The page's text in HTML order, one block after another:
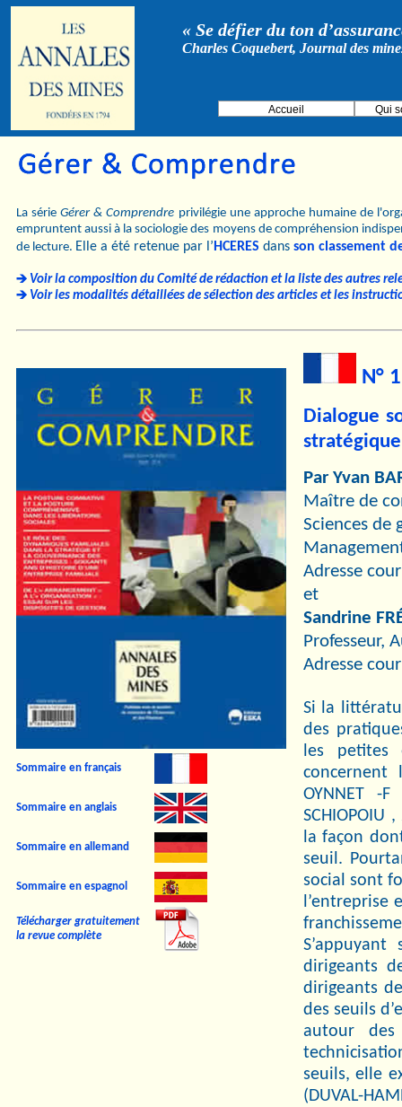
« Se défier du ton
Charles Coquebert, Journal des
Accueil Qui
La sérieGérer & Comprendre privilégie une approche humaine de
empruntent aussi à la sociologie des moyens de compréhension
de lecture. Elle a été retenue par l’ HCERES dans son classement
Voir la composition du Comité de rédaction et la liste des autres
Voir les modalités détaillées de sélection des articles et les
Sommaire en français
Sommaire en anglais
Sommaire en allemand
Sommaire en espagnol
Télécharger gratuitement
la revue complète
N°
Dialogue
Par Yvan
Maître de
Sciences de
Adresse
et
Sandrine
Professeur,
Adresse
Si la
des
les petites
concernent
OYNNET -
SCHIOPOIU
la façon
seuil.
social sont
dirigeants
dirigeants
des seuils
autour des
seuils, elle
(DUVAL-